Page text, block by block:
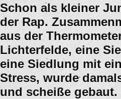
Schon als kleiner
der Rap.
aus der
Lichterfelde, eine
eine Siedlung mit
Stress, wurde
und scheiße gebaut.